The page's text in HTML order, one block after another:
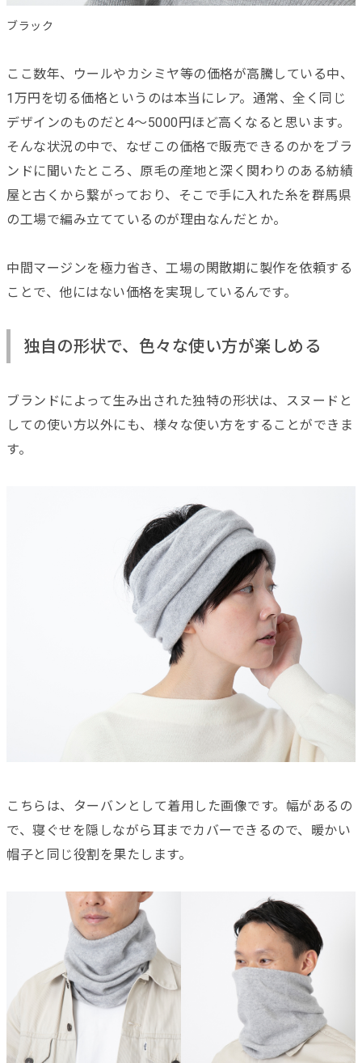
ブラック
ここ数年、ウールやカシミヤ等の価格が高騰している中、
1万円を切る価格というのは本当にレア。通常、全く同じ
デザインのものだと4～5000円ほど高くなると思います。
そんな状況の中で、なぜこの価格で販売できるのかをブラ
ンドに聞いたところ、原毛の産地と深く関わりのある紡績
屋と古くから繋がっており、そこで手に入れた糸を群馬県
の工場で編み立てているのが理由なんだとか。
中間マージンを極力省き、工場の閑散期に製作を依頼する
ことで、他にはない価格を実現しているんです。
独自の形状で、色々な使い方が楽しめる
ブランドによって生み出された独特の形状は、スヌードと
しての使い方以外にも、様々な使い方をすることができま
す。
こちらは、ターバンとして着用した画像です。幅があるの
で、寝ぐせを隠しながら耳までカバーできるので、暖かい
帽子と同じ役割を果たします。